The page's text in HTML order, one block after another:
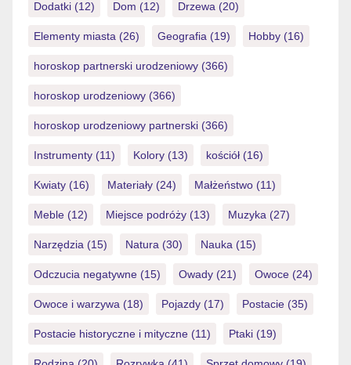
Dodatki (12) Dom (12) Drzewa (20)
Elementy miasta (26) Geografia (19) Hobby (16)
horoskop partnerski urodzeniowy (366)
horoskop urodzeniowy (366)
horoskop urodzeniowy partnerski (366)
Instrumenty (11) Kolory (13) kościół (16)
Kwiaty (16) Materiały (24) Małżeństwo (11)
Meble (12) Miejsce podróży (13) Muzyka (27)
Narzędzia (15) Natura (30) Nauka (15)
Odczucia negatywne (15) Owady (21) Owoce (24)
Owoce i warzywa (18) Pojazdy (17) Postacie (35)
Postacie historyczne i mityczne (11) Ptaki (19)